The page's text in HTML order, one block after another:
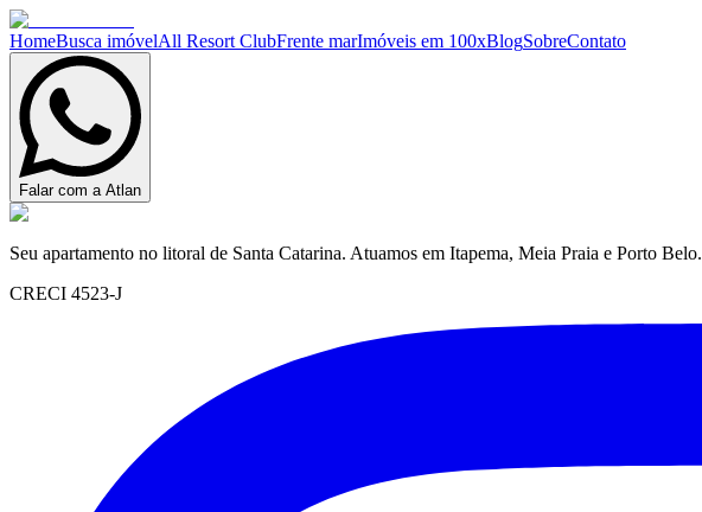
HomeBusca imóvelAll Resort ClubFrente marImóveis em 100xBlogSobreContato
Falar com a Atlan
Seu apartamento no litoral de Santa Catarina. Atuamos em Itapema, Meia Praia e Porto Belo.
CRECI 4523-J